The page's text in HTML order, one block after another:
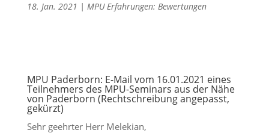
18. Jan. 2021 | MPU Erfahrungen: Bewertungen
MPU Paderborn: E-Mail vom 16.01.2021 eines
Teilnehmers des MPU-Seminars aus der Nähe
von Paderborn (Rechtschreibung angepasst,
gekürzt)
Sehr geehrter Herr Melekian,